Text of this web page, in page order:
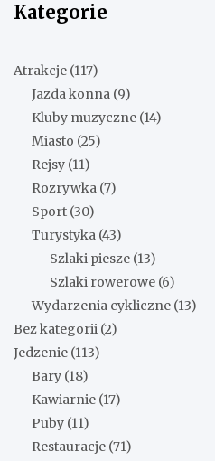
Kategorie
Atrakcje (117)
Jazda konna (9)
Kluby muzyczne (14)
Miasto (25)
Rejsy (11)
Rozrywka (7)
Sport (30)
Turystyka (43)
Szlaki piesze (13)
Szlaki rowerowe (6)
Wydarzenia cykliczne (13)
Bez kategorii (2)
Jedzenie (113)
Bary (18)
Kawiarnie (17)
Puby (11)
Restauracje (71)